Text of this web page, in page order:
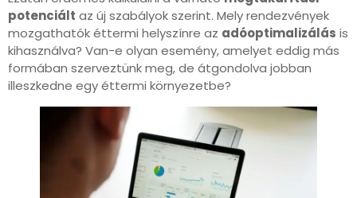
potenciált az új szabályok szerint. Mely rendezvények
mozgathatók éttermi helyszínre az adóoptimalizálás is
kihasználva? Van-e olyan esemény, amelyet eddig más
formában szerveztünk meg, de átgondolva jobban
illeszkedne egy éttermi környezetbe?